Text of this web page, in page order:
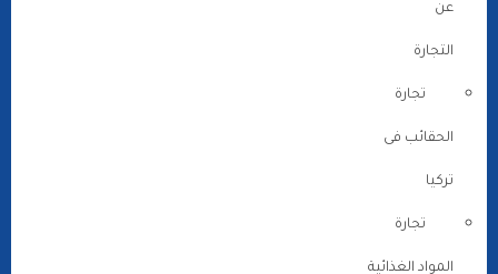
عن
التجارة
تجارة
الحقائب فى
تركيا
تجارة
المواد الغذائية